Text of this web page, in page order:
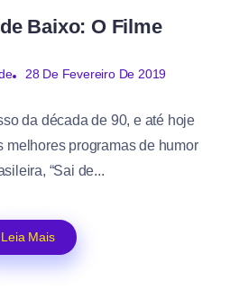
Baixo: O Filme
28 De Fevereiro De 2019
da década de 90, e até hoje
melhores programas de humor
“Sai de...
Leia Mais